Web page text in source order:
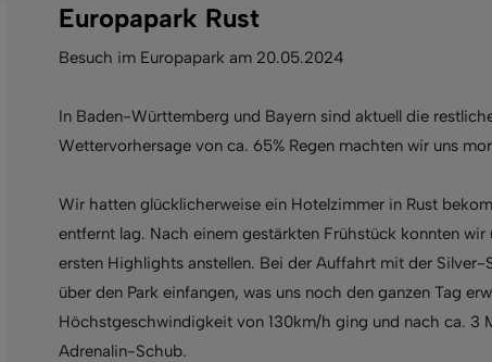
Europapark Rust
Besuch im Europapark am 20.05.2024
In Baden-Württemberg und Bayern sind aktuell die
Wettervorhersage von ca. 65% Regen machten wir uns
Wir hatten glücklicherweise ein Hotelzimmer in Rust
entfernt lag. Nach einem gestärkten Frühstück konnten
ersten Highlights anstellen. Bei der Auffahrt mit der
über den Park einfangen, was uns noch den ganzen Tag
Höchstgeschwindigkeit von 130km/h ging und nach ca. 3
Adrenalin-Schub.